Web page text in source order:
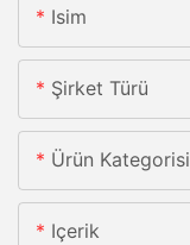
Isim
Şirket Türü
Ürün Kategorisi
Içerik